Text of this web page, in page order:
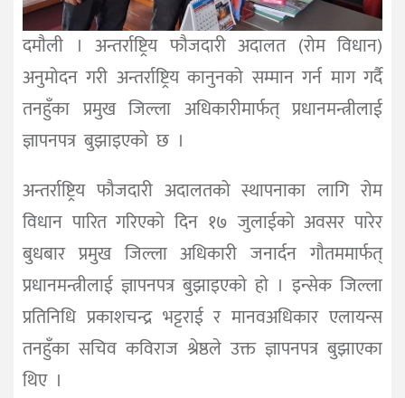
दमाैली । अन्तर्राष्ट्रिय फौजदारी अदालत (रोम विधान)
अनुमोदन गरी अन्तर्राष्ट्रिय कानुनको सम्मान गर्न माग गर्दै
तनहुँका प्रमुख जिल्ला अधिकारीमार्फत् प्रधानमन्त्रीलाई
ज्ञापनपत्र बुझाइएकाे छ ।
अन्तर्राष्ट्रिय फौजदारी अदालतको स्थापनाका लागि रोम
विधान पारित गरिएको दिन १७ जुलाईको अवसर पारेर
बुधबार प्रमुख जिल्ला अधिकारी जनार्दन गाैतममार्फत्
प्रधानमन्त्रीलाई ज्ञापनपत्र बुझाइएकाे हाे । इन्सेक जिल्ला
प्रतिनिधि प्रकाशचन्द्र भट्टराई र मानवअधिकार एलायन्स
तनहुँका सचिव कविराज श्रेष्ठले उक्त ज्ञापनपत्र बुझाएका
थिए ।